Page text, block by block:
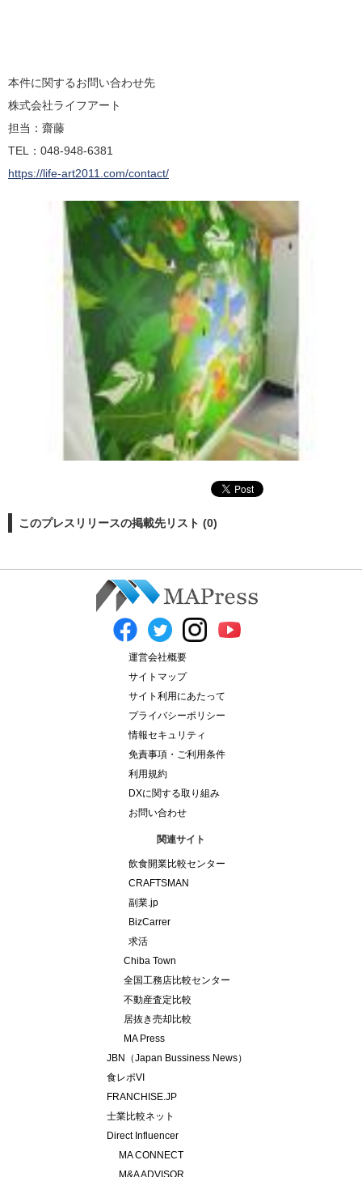
本件に関するお問い合わせ先
株式会社ライフアート
担当：齋藤
TEL：048-948-6381
https://life-art2011.com/contact/
このプレスリリースの掲載先リスト (0)
運営会社概要
サイトマップ
サイト利用にあたって
プライバシーポリシー
情報セキュリティ
免責事項・ご利用条件
利用規約
DXに関する取り組み
お問い合わせ
関連サイト
飲食開業比較センター
CRAFTSMAN
副業.jp
BizCarrer
求活
Chiba Town
全国工務店比較センター
不動産査定比較
居抜き売却比較
MA Press
JBN（Japan Bussiness News）
食レポVI
FRANCHISE.JP
士業比較ネット
Direct Influencer
MA CONNECT